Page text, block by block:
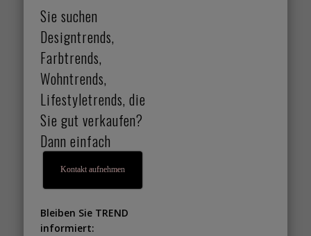
Sie suchen
Designtrends,
Farbtrends,
Wohntrends,
Lifestyletrends, die
Sie gut verkaufen?
Dann einfach
Kontakt aufnehmen
Bleiben Sie TREND
informiert: